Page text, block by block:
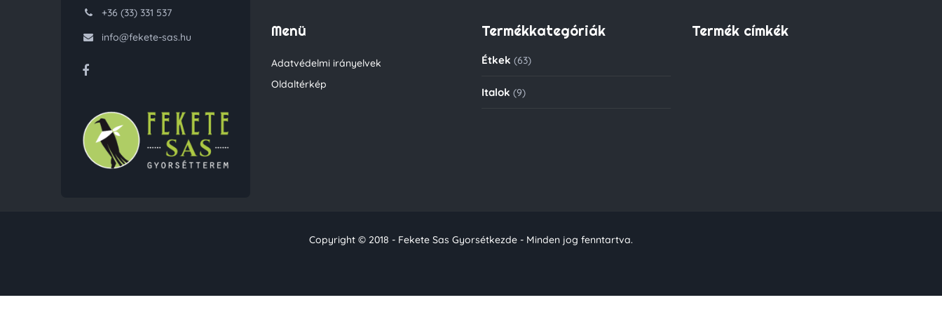
+36 (33) 331 537
info@fekete-sas.hu
Menü
Adatvédelmi irányelvek
Oldaltérkép
Termékkategóriák
Étkek (63)
Italok (9)
Termék címkék
Copyright © 2018 - Fekete Sas Gyorsétkezde - Minden jog fenntartva.